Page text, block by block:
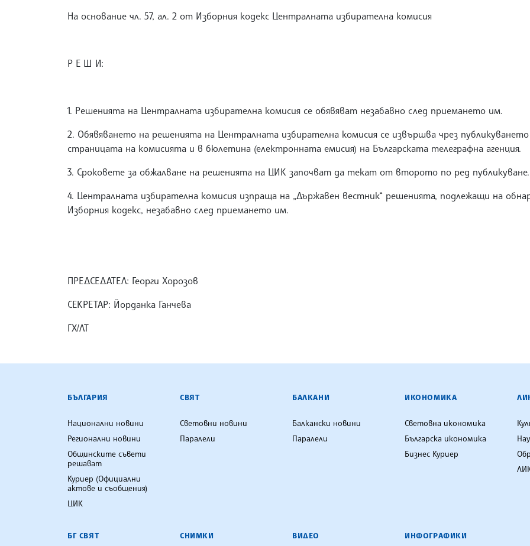
На основание чл. 57, ал. 2 от Изборния кодекс Централната избирателна комисия
Р Е Ш И:
1. Решенията на Централната избирателна комисия се обявяват незабавно след приемането им.
2. Обявяването на решенията на Централната избирателна комисия се извършва чрез
страницата на комисията и в бюлетина (електронната емисия) на Българската телеграфна агенция.
3. Сроковете за обжалване на решенията на ЦИК започват да текат от второто по ред публикуване.
4. Централната избирателна комисия изпраща на „Държавен вестник“ решенията, подлежащи на
Изборния кодекс, незабавно след приемането им.
ПРЕДСЕДАТЕЛ: Георги Хорозов
СЕКРЕТАР: Йорданка Ганчева
ГХ/ЛТ
БЪЛГАРСКА ТЕЛЕГРАФНА АГЕНЦИЯ
БЪЛГАРИЯ
Национални новини
Регионални новини
Общинските съвети
решават
Куриер (Официални
актове и съобщения)
ЦИК
СВЯТ
Световни новини
Паралели
БАЛКАНИ
Балкански новини
Паралели
ИКОНОМИКА
Световна икономика
Българска икономика
Бизнес Куриер
БГ СВЯТ СНИМКИ ВИДЕО ИНФОГРАФИКИ